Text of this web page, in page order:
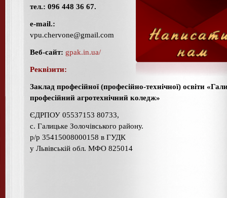
тел.: 096 448 36 67.
e-mail.:
vpu.chervone@gmail.com
Веб-сайт: gpak.in.ua/
Реквізити:
Заклад професійної (професійно-технічної) освіти
професійний агротехнічний коледж»
ЄДРПОУ 05537153 80733,
с. Галицьке Золочівського району.
р/р 35415008000158 в ГУДК
у Львівській обл. МФО 825014